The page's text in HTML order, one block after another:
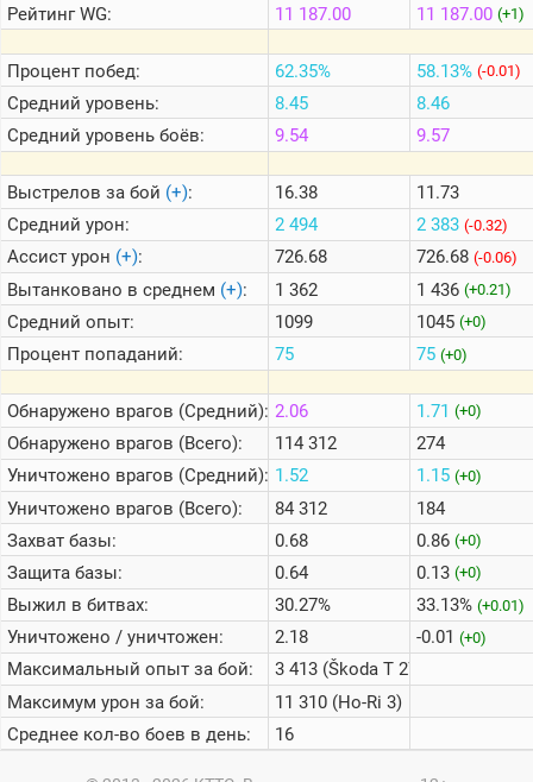
РейтингWG:
Процент побед:
Средний уровень:
Средний уровень боёв:
Выстрелов за бой (+):
Средний урон:
Ассист урон (+):
Вытанковано в среднем (+):
Средний опыт:
Процент попаданий:
Обнаружено врагов (Средний):
Обнаружено врагов (Всего):
Уничтожено врагов (Средний):
Уничтожено врагов (Всего):
Захват базы:
Защита базы:
Выжил в битвах:
Уничтожено / уничтожен:
Максимальный опыт за бой:
Максимум урон за бой:
Среднее кол-во боев в день:
11 187.00
62.35%
8.45
9.54
16.38
2 494
726.68
1 362
1099
75
2.06
114 312
1.52
84 312
0.68
0.64
30.27%
2.18
3 413 (Škoda T 27)
11 310 (Ho-Ri 3)
16
11 187.00 (+1)
58.13% (-0.01)
8.46
9.57
11.73
2 383 (-0.32)
726.68 (-0.06)
1 436 (+0.21)
1045 (+0)
75 (+0)
1.71 (+0)
274
1.15 (+0)
184
0.86 (+0)
0.13 (+0)
33.13% (+0.01)
-0.01 (+0)